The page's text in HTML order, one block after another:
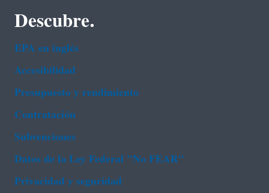
Descubre.
EPA en ingl‌és
Accesibilidad
Presupuesto y rendimiento
Contratación
Subvenciones
Datos de la Ley Federal "No FEAR"
Privacidad y seguridad